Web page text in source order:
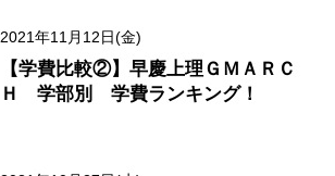
2021年11月12日(金)
【学費比較②】早慶上理ＧＭＡＲＣ
Ｈ 学部別 学費ランキング！